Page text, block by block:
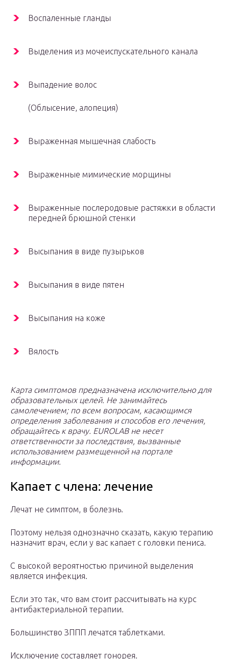
Воспаленные гланды
Выделения из мочеиспускательного канала
Выпадение волос
(Облысение, алопеция)
Выраженная мышечная слабость
Выраженные мимические морщины
Выраженные послеродовые растяжки в области
передней брюшной стенки
Высыпания в виде пузырьков
Высыпания в виде пятен
Высыпания на коже
Вялость
Карта симптомов предназначена исключительно для
образовательных целей. Не занимайтесь
самолечением; по всем вопросам, касающимся
определения заболевания и способов его лечения,
обращайтесь к врачу. EUROLAB не несет
ответственности за последствия, вызванные
использованием размещенной на портале
информации.
Капает с члена: лечение
Лечат не симптом, в болезнь.
Поэтому нельзя однозначно сказать, какую терапию
назначит врач, если у вас капает с головки пениса.
С высокой вероятностью причиной выделения
является инфекция.
Если это так, что вам стоит рассчитывать на курс
антибактериальной терапии.
Большинство ЗППП лечатся таблетками.
Исключение составляет гонорея.